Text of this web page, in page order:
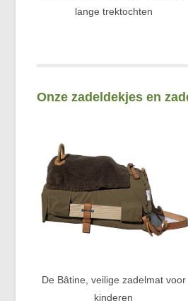
lange trektochten
Onze zadeldekjes en
De Bâtine, veilige zadelmat voor
kinderen